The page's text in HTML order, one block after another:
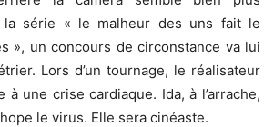
la série « le malheur des uns fait le
», un concours de circonstance va lui
Lors d’un tournage, le réalisateur
à une crise cardiaque. Ida, à l’arrache,
le virus. Elle sera cinéaste.